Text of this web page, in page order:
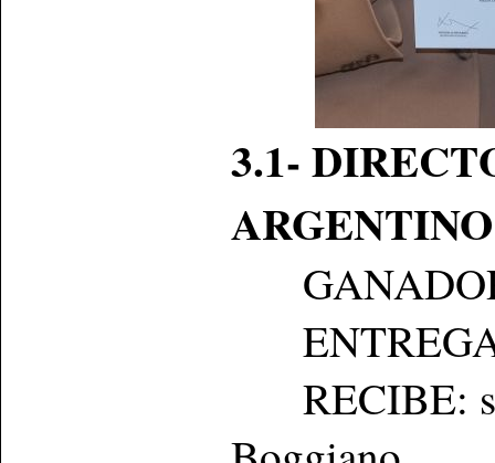
3.1-
ARGENTINO
ENTREGA:
RECIBE: